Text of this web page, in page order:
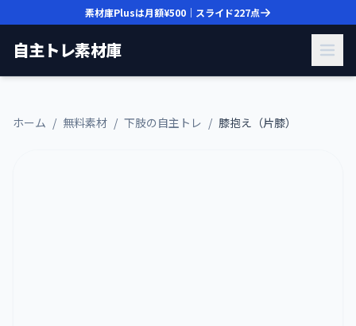
素材庫Plusは月額¥500 ｜スライド227点
自主トレ素材庫
ホーム / 無料素材 / 下肢の自主トレ / 膝抱え（片膝）